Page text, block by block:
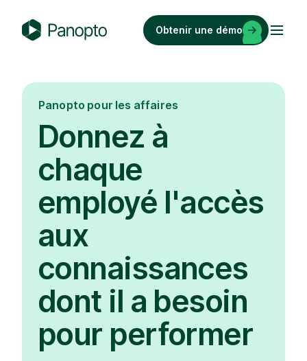
n
Obtenir une démo
Panopto pour les affaires
Donnez à
chaque
employé l'accès
aux
connaissances
dont il a besoin
pour performer